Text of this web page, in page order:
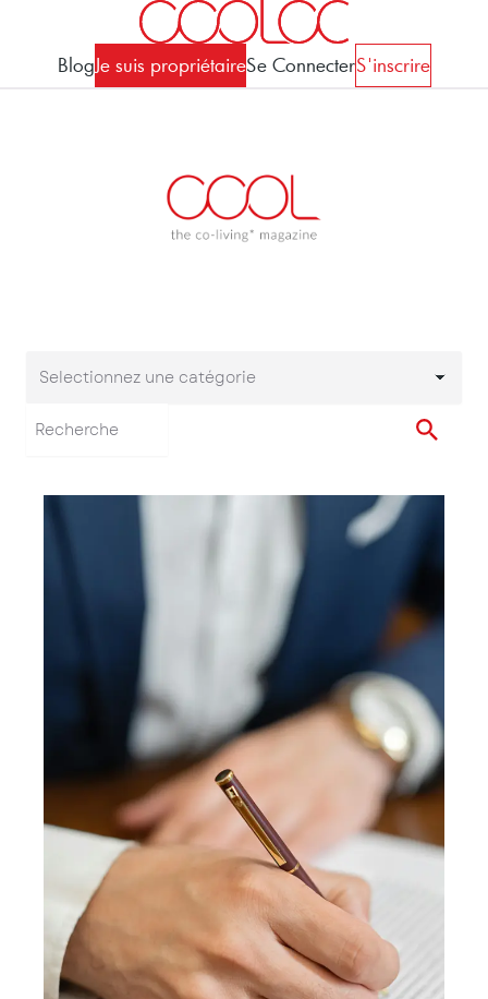
BlogJe suis propriétaireSe ConnecterS'inscrire
Selectionnez une
Selectionnez une catégorie